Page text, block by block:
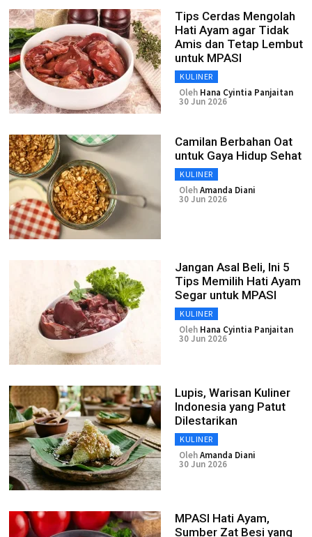
Tips Cerdas Mengolah
Hati Ayam agar Tidak
Amis dan Tetap Lembut
untuk MPASI
KULINER
Oleh Hana Cyintia Panjaitan
30 Jun 2026
Camilan Berbahan Oat
untuk Gaya Hidup Sehat
KULINER
OlehAmanda Diani
30 Jun 2026
Jangan Asal Beli, Ini 5
Tips Memilih Hati Ayam
Segar untuk MPASI
KULINER
Oleh Hana Cyintia Panjaitan
30 Jun 2026
Lupis, Warisan Kuliner
Indonesia yang Patut
Dilestarikan
KULINER
OlehAmanda Diani
30 Jun 2026
MPASI Hati Ayam,
Sumber Zat Besi yang